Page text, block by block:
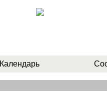
Календарь